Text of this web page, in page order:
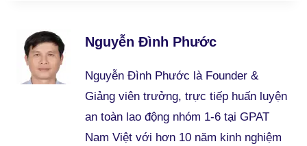
Nguyễn Đình Phước
Nguyễn Đình Phước là Founder &
Giảng viên trưởng, trực tiếp huấn luyện
an toàn lao động nhóm 1-6 tại GPAT
Nam Việt với hơn 10 năm kinh nghiệm